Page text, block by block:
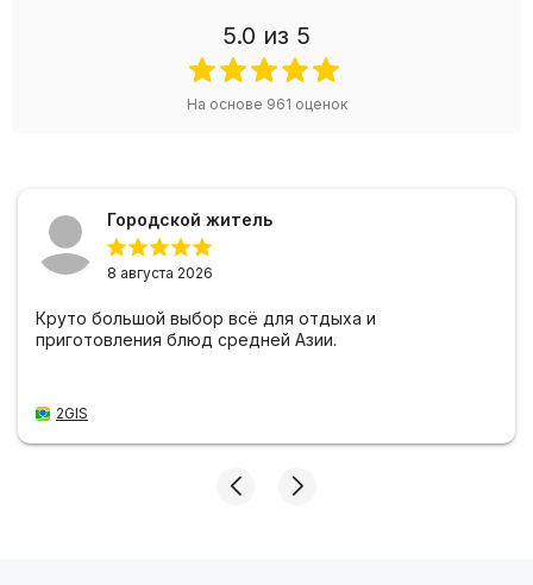
5.0 из 5
На основе 961 оценок
Городской житель
8 августа 2026
Круто большой выбор всё для отдыха и
приготовления блюд средней Азии.
2GIS